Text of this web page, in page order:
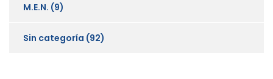
M.E.N. (9)
Sin categoría (92)